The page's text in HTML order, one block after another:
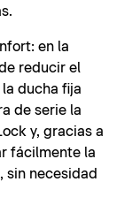
en la
reducir el
ducha fija
de serie la
y, gracias a
fácilmente la
sin necesidad